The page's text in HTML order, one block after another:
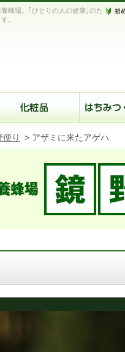
蜂場。｢ひとりの人の健康｣のた
。
便り > アザミに来たアゲハ